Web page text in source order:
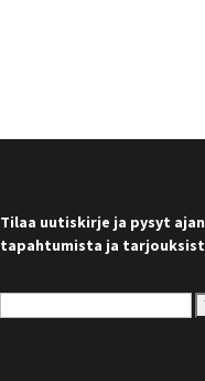
Tilaa uutiskirje ja pysyt
tapahtumista ja